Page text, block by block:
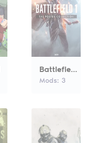
Battlefield 1
Mods: 3